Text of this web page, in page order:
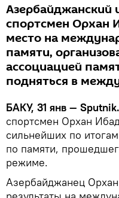
Азербайджанский
спортсмен Орхан
место на
памяти,
ассоциацией
подняться в
БАКУ, 31 янв — Sputnik.
спортсмен Орхан
сильнейших по
по памяти,
режиме.
Азербайджанец